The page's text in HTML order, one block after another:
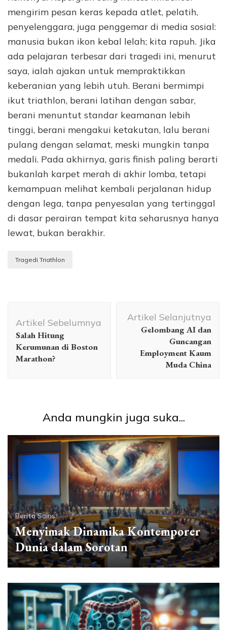
mengirim pesan keras kepada atlet, pelatih,
penyelenggara, juga penggemar di media sosial:
manusia bukan ikon kebal lelah; kita rapuh. Jika
ada pelajaran terbesar dari tragedi ini, menurut
saya, ialah ajakan untuk mempraktikkan
keberanian yang lebih utuh. Berani bermimpi
ikut triathlon, berani latihan dengan sabar,
berani menuntut standar keamanan lebih
tinggi, berani mengakui ketakutan, lalu berani
pulang dengan selamat, meski mungkin tanpa
medali. Pada akhirnya, garis finish paling berarti
bukanlah karpet merah di akhir lomba, tetapi
kemampuan melihat kembali perjalanan hidup
dengan lega, tanpa penyesalan yang tertinggal
di dasar perairan tempat kita seharusnya hanya
lewat, bukan berakhir.
Tragedi Triathlon
Artikel
Artikel Sebelumnya
Salah Hitung
Kerumunan di Boston
Marathon?
Artikel Selanjutnya
Gelombang AI dan
Guncangan
Employment Kaum
Muda China
Anda mungkin juga suka...
Berita Sains
Menyimak Dinamika Kontemporer
Dunia dalam Sorotan